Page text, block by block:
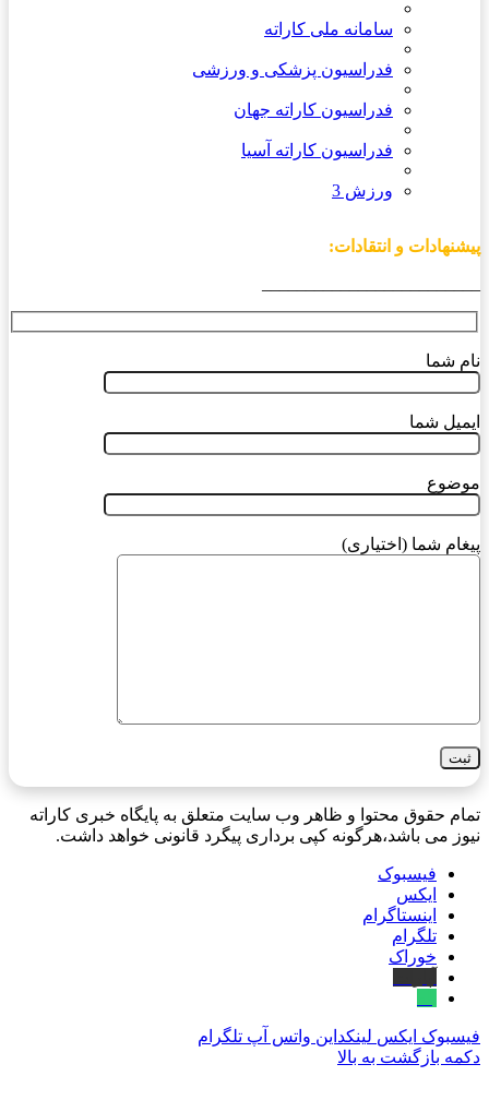
سامانه ملی کاراته
فدراسیون پزشکی و ورزشی
فدراسیون کاراته جهان
فدراسیون کاراته آسیا
ورزش 3
پیشنهادات و انتقادات:
نام شما
ایمیل شما
موضوع
پیغام شما (اختیاری)
تمام حقوق محتوا و ظاهر وب سایت متعلق به پایگاه خبری کاراته
نیوز می باشد،هرگونه کپی برداری پیگرد قانونی خواهد داشت.
فیسبوک
ایکس
اینستاگرام
تلگرام
خوراک
فیسبوک ایکس لینکداین واتس آپ تلگرام
دکمه بازگشت به بالا